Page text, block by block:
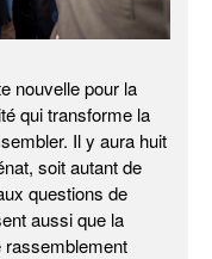
nouvelle pour la
qui transforme la
Il y aura huit
soit autant de
questions de
aussi que la
rassemblement